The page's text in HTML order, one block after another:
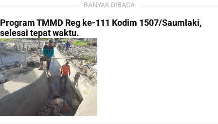
BANYAK DIBACA
Program TMMD Reg ke-111 Kodim 1507/Saumlaki,
selesai tepat waktu.